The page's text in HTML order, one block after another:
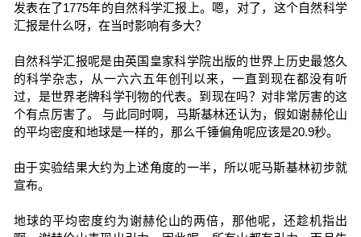
发表在了1775年的自然科学汇报上。嗯，对了，这个自然科学
汇报是什么呀，在当时影响有多大？
自然科学汇报呢是由英国皇家科学院出版的世界上历史最悠久
的科学杂志，从一六六五年创刊以来，一直到现在都没有听
过，是世界老牌科学刊物的代表。到现在吗？对非常厉害的这
个有点厉害了。 与此同时啊，马斯基林还认为，假如谢赫伦山
的平均密度和地球是一样的，那么千锤偏角呢应该是20.9秒。
由于实验结果大约为上述角度的一半，所以呢马斯基林初步就
宣布。
地球的平均密度约为谢赫伦山的两倍，那他呢，还趁机指出